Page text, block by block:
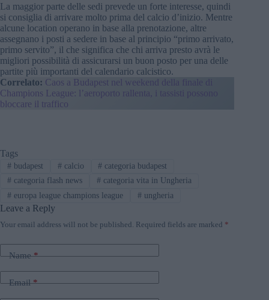
La maggior parte delle sedi prevede un forte interesse, quindi
si consiglia di arrivare molto prima del calcio d’inizio. Mentre
alcune location operano in base alla prenotazione, altre
assegnano i posti a sedere in base al principio “primo arrivato,
primo servito”, il che significa che chi arriva presto avrà le
migliori possibilità di assicurarsi un buon posto per una delle
partite più importanti del calendario calcistico.
Correlato: Caos a Budapest nel weekend della finale di
Champions League: l’aeroporto rallenta, i tassisti possono
bloccare il traffico
Tags
#budapest #calcio # categoria budapest
#categoria flash news #categoria vita in Ungheria
#europa league champions league #ungheria
Leave a Reply
Your email address will not be published. Required fields are marked *
Name*
Email*